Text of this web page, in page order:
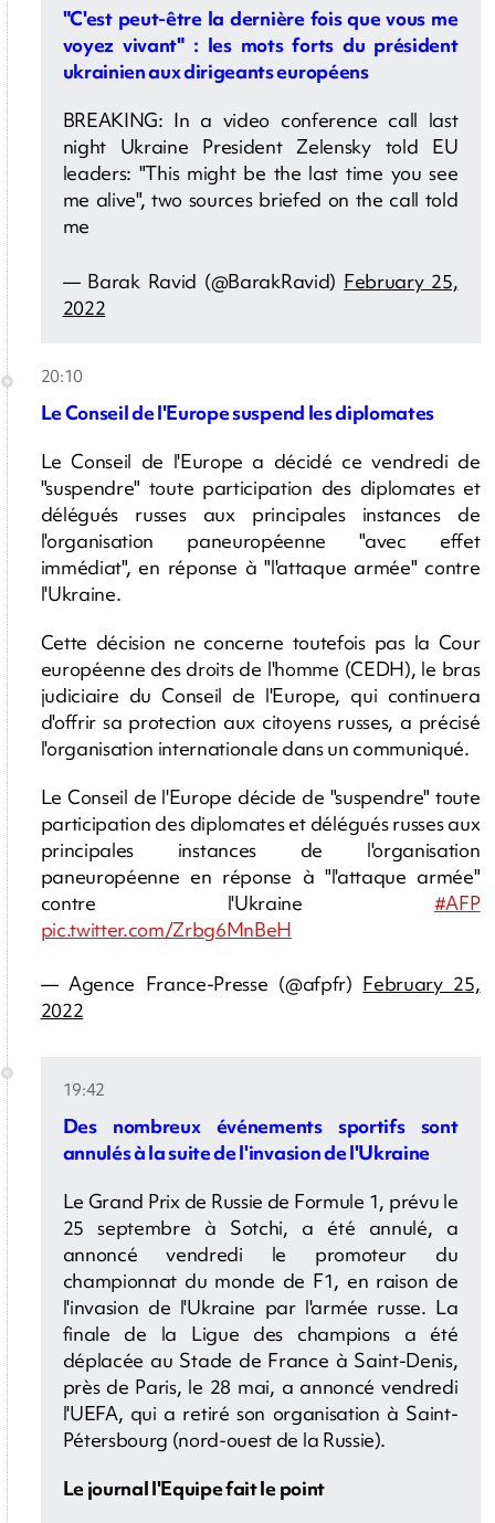
"C'est peut-être la dernière fois que vous me
voyez vivant" : les mots forts du président
ukrainien aux dirigeants européens
BREAKING: In a video conference call last
night Ukraine President Zelensky told EU
leaders: "This might be the last time you see
me alive", two sources briefed on the call told
me
— Barak Ravid (@BarakRavid) February 25,
2022
20:10
Le Conseil de l'Europe suspend les diplomates
Le Conseil de l'Europe a décidé ce vendredi de
"suspendre" toute participation des diplomates et
délégués russes aux principales instances de
l'organisation paneuropéenne "avec effet
immédiat", en réponse à "l'attaque armée" contre
l'Ukraine.
Cette décision ne concerne toutefois pas la Cour
européenne des droits de l'homme (CEDH), le bras
judiciaire du Conseil de l'Europe, qui continuera
d'offrir sa protection aux citoyens russes, a précisé
l'organisation internationale dans un communiqué.
Le Conseil de l'Europe décide de "suspendre" toute
participation des diplomates et délégués russes aux
principales instances de l'organisation
paneuropéenne en réponse à "l'attaque armée"
contre l'Ukraine #AFP
pic.twitter.com/Zrbg6MnBeH
— Agence France-Presse (@afpfr) February 25,
2022
19:42
Des nombreux événements sportifs sont
annulés à la suite de l'invasion de l'Ukraine
Le Grand Prix de Russie de Formule 1, prévu le
25 septembre à Sotchi, a été annulé, a
annoncé vendredi le promoteur du
championnat du monde de F1, en raison de
l'invasion de l'Ukraine par l'armée russe. La
finale de la Ligue des champions a été
déplacée au Stade de France à Saint-Denis,
près de Paris, le 28 mai, a annoncé vendredi
l'UEFA, qui a retiré son organisation à Saint-
Pétersbourg (nord-ouest de la Russie).
Le journal l'Equipe fait le point